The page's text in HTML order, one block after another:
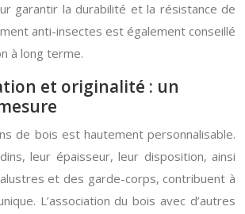
garantir la durabilité et la résistance de
anti-insectes est également conseillé
à long terme.
et originalité : un
de bois est hautement personnalisable.
leur épaisseur, leur disposition, ainsi
et des garde-corps, contribuent à
L’association du bois avec d’autres